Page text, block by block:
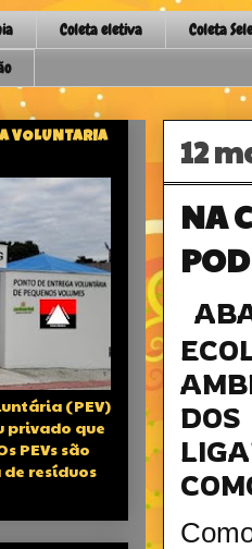
Coleta eletiva
Coleta
12
NA
DOS
VOLUNTARIA
(PEV)
privado que
PEVs são
resíduos